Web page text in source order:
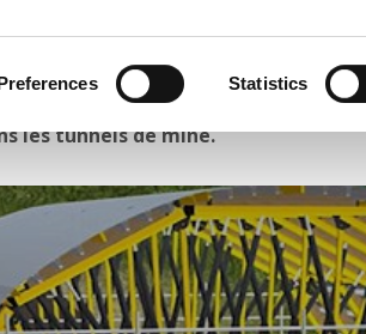
Statistics
coffrage en une seule
les tunnels de mine.